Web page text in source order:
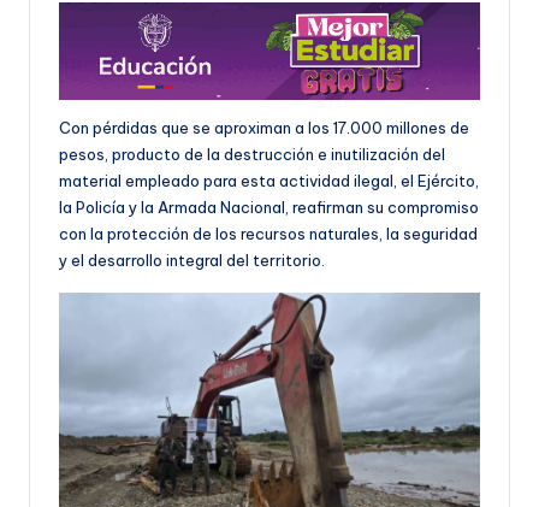
Con pérdidas que se aproximan a los 17.000 millones de
pesos, producto de la destrucción e inutilización del
material empleado para esta actividad ilegal, el Ejército,
la Policía y la Armada Nacional, reafirman su compromiso
con la protección de los recursos naturales, la seguridad
y el desarrollo integral del territorio.